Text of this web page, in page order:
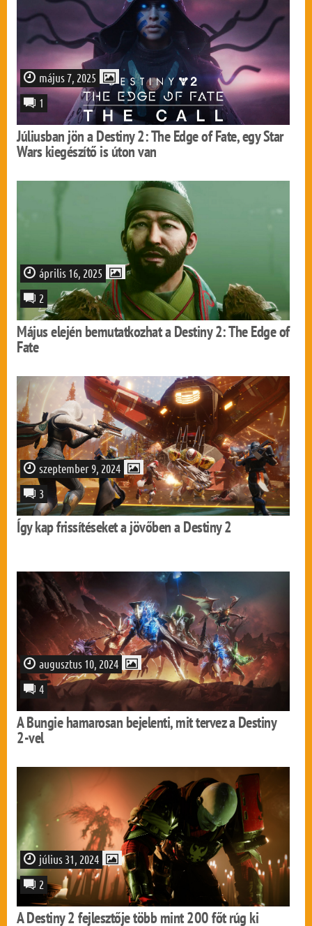
május 7, 2025
1
Júliusban jön a Destiny 2: The Edge of Fate, egy Star
Wars kiegészítő is úton van
április 16, 2025
2
Május elején bemutatkozhat a Destiny 2: The Edge of
Fate
szeptember 9, 2024
3
Így kap frissítéseket a jövőben a Destiny 2
augusztus 10, 2024
4
A Bungie hamarosan bejelenti, mit tervez a Destiny
2-vel
július 31, 2024
2
A Destiny 2 fejlesztője több mint 200 főt rúg ki